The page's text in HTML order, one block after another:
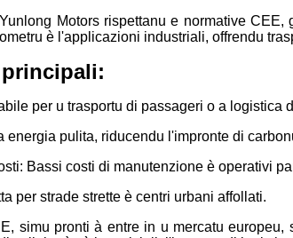
Motors rispettanu e normative
è l'applicazioni industriali, offrendu
per u trasportu di passageri o a logistica
energia pulita, riducendu l'impronte di
Bassi costi di manutenzione è operativi
per strade strette è centri urbani affollati.
simu pronti à entre in u mercatu